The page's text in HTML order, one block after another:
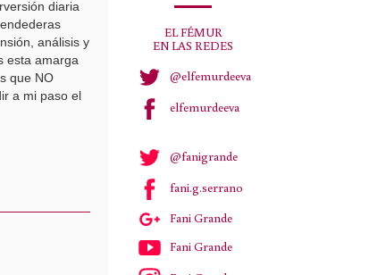
diaria
análisis y
esta amarga
que NO
a mi paso el
EL FÉMUR
EN LAS REDES
@elfemurdeeva
elfemurdeeva
@fanigrande
fani.g.serrano
Fani Grande
Fani Grande